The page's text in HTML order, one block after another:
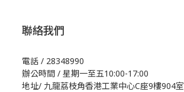
聯絡我們
電話 / 28348990
辦公時間 / 星期一至五10:00-17:00
地址/ 九龍荔枝角香港工業中心C座9樓904室